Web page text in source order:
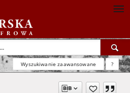
Wyszukiwanie zaawansowane ?